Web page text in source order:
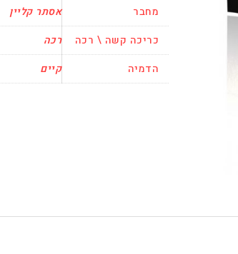
מחבר
אסתר קליין
כריכה קשה \ רכה
רכה
הדמיה
קיים